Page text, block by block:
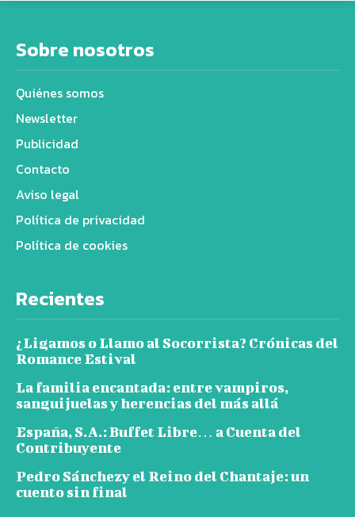
Sobre nosotros
Quiénes somos
Newsletter
Publicidad
Contacto
Aviso legal
Política de privacidad
Política de cookies
Recientes
¿Ligamos o Llamo al Socorrista? Crónicas del
Romance Estival
La familia encantada: entre vampiros,
sanguijuelas y herencias del más allá
España, S.A.: Buffet Libre… a Cuenta del
Contribuyente
Pedro Sánchezy el Reino del Chantaje: un
cuento sin final